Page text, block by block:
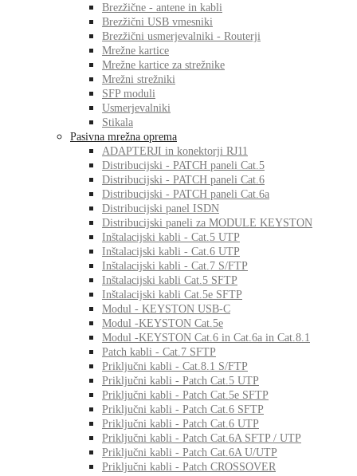
Brezžične - antene in kabli
Brezžični USB vmesniki
Brezžični usmerjevalniki - Routerji
Mrežne kartice
Mrežne kartice za strežnike
Mrežni strežniki
SFP moduli
Usmerjevalniki
Stikala
Pasivna mrežna oprema
ADAPTERJI in konektorji RJ11
Distribucijski - PATCH paneli Cat.5
Distribucijski - PATCH paneli Cat.6
Distribucijski - PATCH paneli Cat.6a
Distribucijski panel ISDN
Distribucijski paneli za MODULE KEYSTON
Inštalacijski kabli - Cat.5 UTP
Inštalacijski kabli - Cat.6 UTP
Inštalacijski kabli - Cat.7 S/FTP
Inštalacijski kabli Cat.5 SFTP
Inštalacijski kabli Cat.5e SFTP
Modul - KEYSTON USB-C
Modul -KEYSTON Cat.5e
Modul -KEYSTON Cat.6 in Cat.6a in Cat.8.1
Patch kabli - Cat.7 SFTP
Priključni kabli - Cat.8.1 S/FTP
Priključni kabli - Patch Cat.5 UTP
Priključni kabli - Patch Cat.5e SFTP
Priključni kabli - Patch Cat.6 SFTP
Priključni kabli - Patch Cat.6 UTP
Priključni kabli - Patch Cat.6A SFTP / UTP
Priključni kabli - Patch Cat.6A U/UTP
Priključni kabli - Patch CROSSOVER